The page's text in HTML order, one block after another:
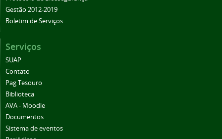
Gestão 2012-2019
Boletim de Serviços
Serviços
SUAP
Contato
Pag Tesouro
Biblioteca
AVA - Moodle
Documentos
Sistema de eventos